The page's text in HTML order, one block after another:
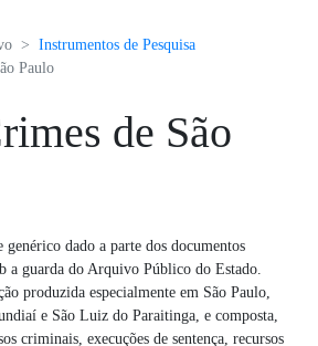
Instrumentos de Pesquisa
Paulo
de São
dado a parte dos documentos
a guarda do Arquivo Público do Estado.
produzida especialmente em São Paulo,
e São Luiz do Paraitinga, e composta,
criminais, execuções de sentença, recursos